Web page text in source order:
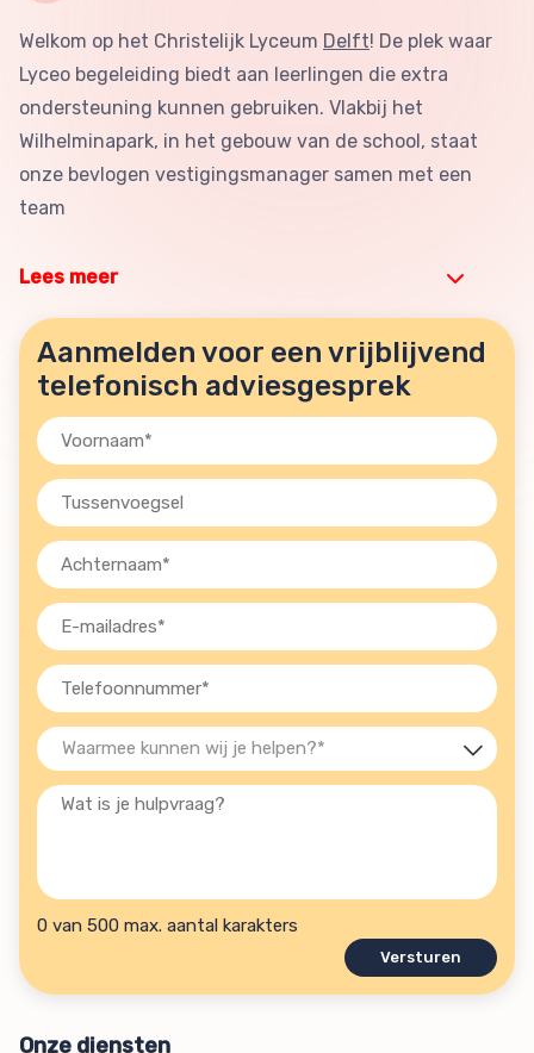
Welkom op het Christelijk Lyceum Delft! De plek waar
Lyceo begeleiding biedt aan leerlingen die extra
ondersteuning kunnen gebruiken. Vlakbij het
Wilhelminapark, in het gebouw van de school, staat
onze bevlogen vestigingsmanager samen met een
team
Lees meer
Aanmelden voor een vrijblijvend
telefonisch adviesgesprek
Voornaam
(Vereist)
Tussenvoegsel
Achternaam
(Vereist)
E-
mailadres
(Vereist)
Telefoon
(Vereist)
Waarmee
kunnen
wij
(Vereist)
Wat
hulpvraag?
0 van 500 max. aantal karakters
Onze diensten